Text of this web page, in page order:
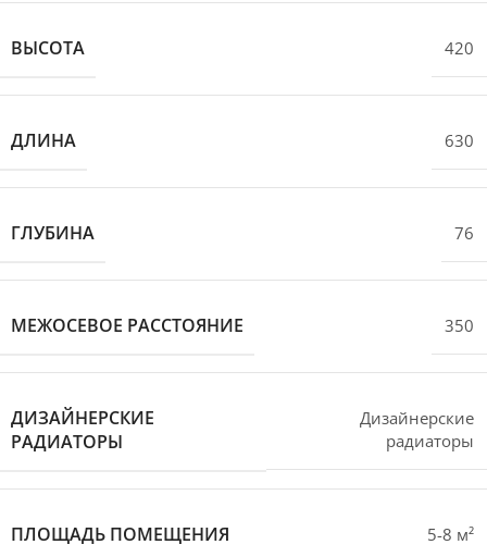
ВЫСОТА 420
ДЛИНА 630
ГЛУБИНА 76
МЕЖОСЕВОЕ РАССТОЯНИЕ 350
ДИЗАЙНЕРСКИЕ
РАДИАТОРЫ
Дизайнерские
радиаторы
ПЛОЩАДЬ ПОМЕЩЕНИЯ 5-8 м²